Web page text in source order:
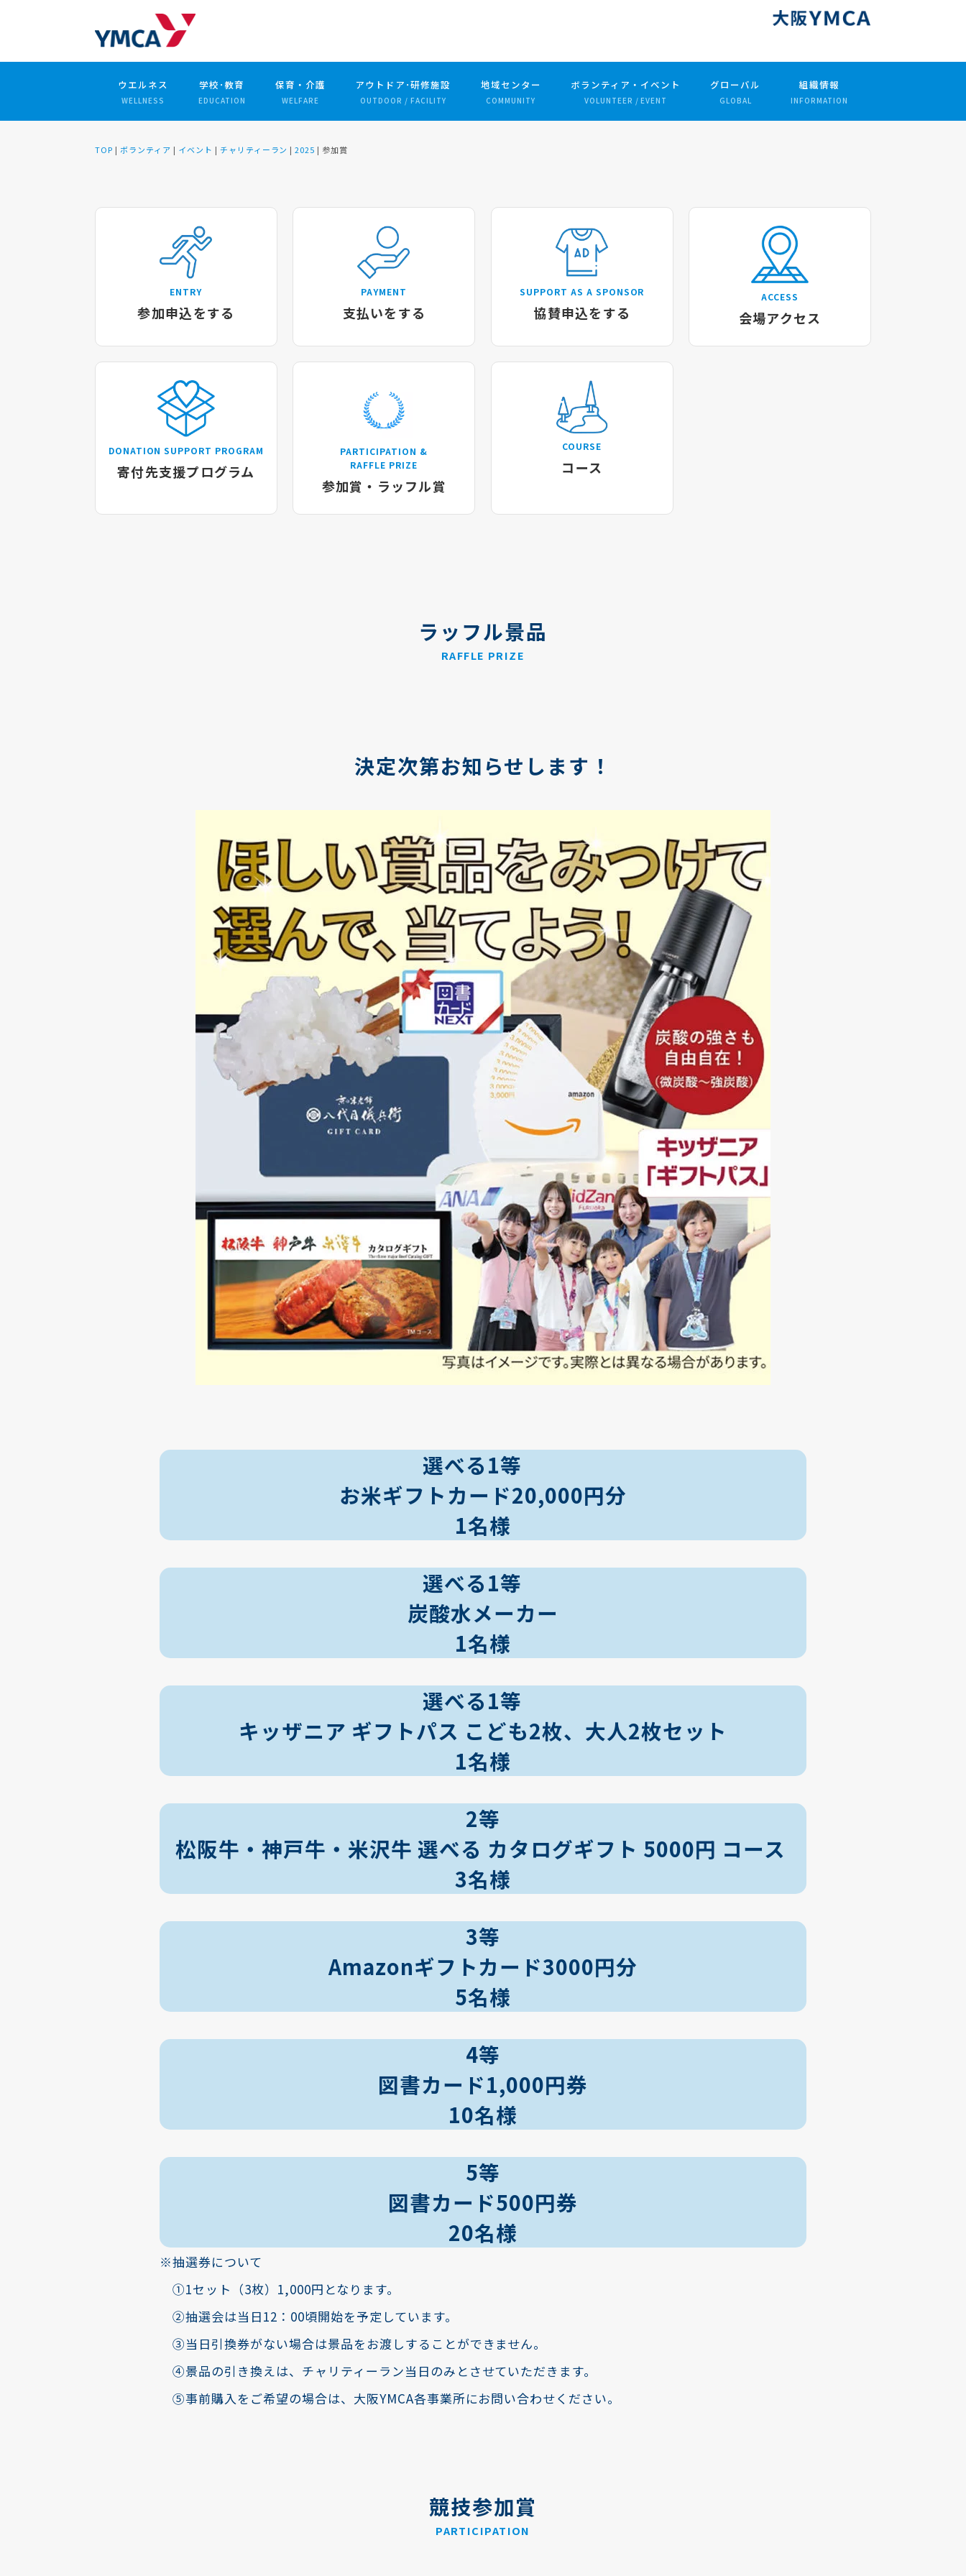
ウエルネス
WELLNESS
学校･教育
EDUCATION
保育・介護
WELFARE
アウトドア･研修施設
OUTDOOR / FACILITY
地域センター
COMMUNITY
ボランティア・イベント
VOLUNTEER / EVENT
グローバル
GLOBAL
組織情報
INFORMATION
TOP | ボランティア | イベント | チャリティーラン |2025 | 参加賞
ENTRY
参加申込をする
PAYMENT
支払いをする
SUPPORT AS A SPONSOR
協賛申込をする
ACCESS
会場アクセス
DONATION SUPPORT PROGRAM
寄付先支援プログラム
PARTICIPATION &
RAFFLE PRIZE
参加賞・ラッフル賞
COURSE
コース
ラッフル景品
RAFFLE PRIZE
決定次第お知らせします！
選べる1等
お米ギフトカード20,000円分
1名様
選べる1等
炭酸水メーカー
1名様
選べる1等
キッザニア ギフトパス こども2枚、大人2枚セット
1名様
2等
松阪牛・神戸牛・米沢牛 選べる カタログギフト 5000円 コース
3名様
3等
Amazonギフトカード3000円分
5名様
4等
図書カード1,000円券
10名様
5等
図書カード500円券
20名様
※抽選券について
➀1セット（3枚）1,000円となります。
②抽選会は当日12：00頃開始を予定しています。
③当日引換券がない場合は景品をお渡しすることができません。
④景品の引き換えは、チャリティーラン当日のみとさせていただきます。
⑤事前購入をご希望の場合は、大阪YMCA各事業所にお問い合わせください。
競技参加賞
PARTICIPATION